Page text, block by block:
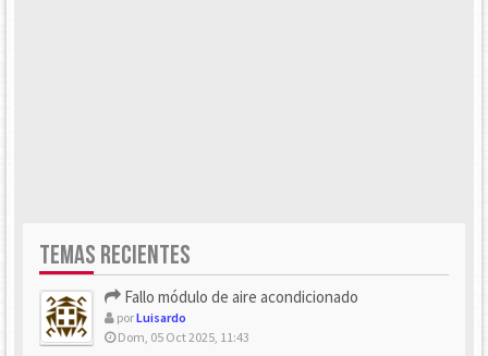
TEMAS RECIENTES
Fallo módulo de aire acondicionado
porLuisardo
Dom, 05 Oct 2025, 11:43